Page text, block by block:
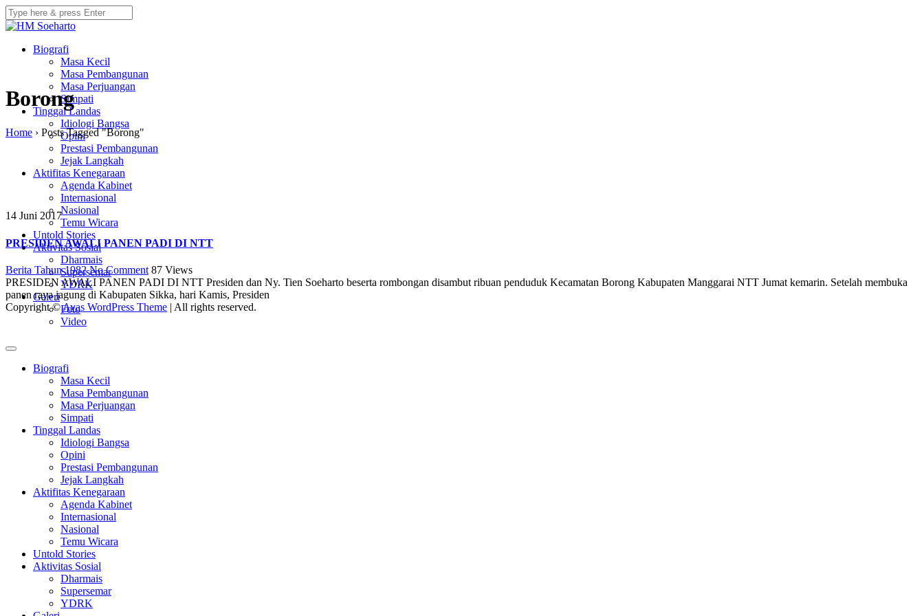
Biografi
Masa Kecil
Masa Pembangunan
Masa Perjuangan
Simpati
Tinggal Landas
Idiologi Bangsa
Opini
Prestasi Pembangunan
Jejak Langkah
Aktifitas Kenegaraan
Agenda Kabinet
Internasional
Nasional
Temu Wicara
Untold Stories
Aktivitas Sosial
Dharmais
Supersemar
YDRK
Galeri
Foto
Video
Biografi
Masa Kecil
Masa Pembangunan
Masa Perjuangan
Simpati
Tinggal Landas
Idiologi Bangsa
Opini
Prestasi Pembangunan
Jejak Langkah
Aktifitas Kenegaraan
Agenda Kabinet
Internasional
Nasional
Temu Wicara
Untold Stories
Aktivitas Sosial
Dharmais
Supersemar
YDRK
Borong
Home › Posts Tagged "Borong"
14 Juni 2017
PRESIDEN AWALI PANEN PADI DI NTT
Berita Tahun 1982 No Comment 87 Views
PRESIDEN AWALI PANEN PADI DI NTT Presiden dan Ny. Tien Soeharto beserta rombongan disambut ribuan penduduk Kecamatan Borong Kabupaten Manggarai NTT Jumat kemarin. Setelah membuka
panen raya jagung di Kabupaten Sikka, hari Kamis, Presiden
Copyright ©Avas WordPress Theme | All rights reserved.